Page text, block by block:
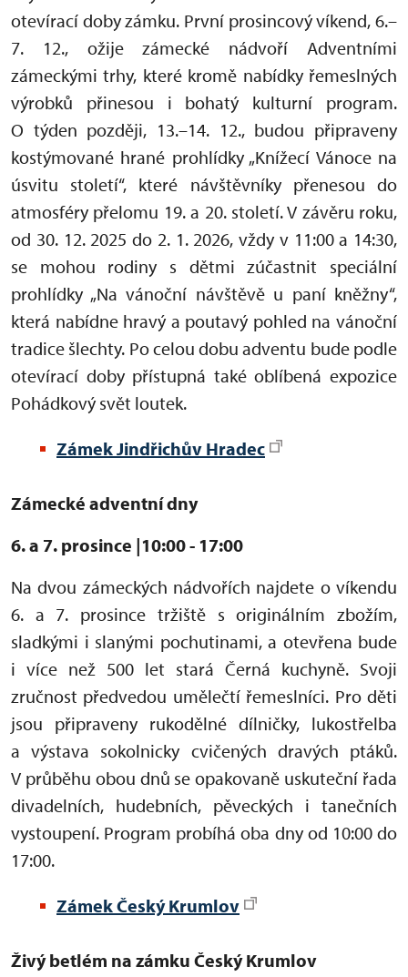
otevírací doby zámku. První prosincový víkend, 6.–
7. 12., ožije zámecké nádvoří Adventními
zámeckými trhy, které kromě nabídky řemeslných
výrobků přinesou i bohatý kulturní program.
O týden později, 13.–14. 12., budou připraveny
kostýmované hrané prohlídky „Knížecí Vánoce na
úsvitu století“, které návštěvníky přenesou do
atmosféry přelomu 19. a 20. století. V závěru roku,
od 30. 12. 2025 do 2. 1. 2026, vždy v 11:00 a 14:30,
se mohou rodiny s dětmi zúčastnit speciální
prohlídky „Na vánoční návštěvě u paní kněžny“,
která nabídne hravý a poutavý pohled na vánoční
tradice šlechty. Po celou dobu adventu bude podle
otevírací doby přístupná také oblíbená expozice
Pohádkový svět loutek.
Zámek Jindřichův Hradec
Zámecké adventní dny
6. a 7. prosince |10:00 - 17:00
Na dvou zámeckých nádvořích najdete o víkendu
6. a 7. prosince tržiště s originálním zbožím,
sladkými i slanými pochutinami, a otevřena bude
i více než 500 let stará Černá kuchyně. Svoji
zručnost předvedou umělečtí řemeslníci. Pro děti
jsou připraveny rukodělné dílničky, lukostřelba
a výstava sokolnicky cvičených dravých ptáků.
V průběhu obou dnů se opakovaně uskuteční řada
divadelních, hudebních, pěveckých i tanečních
vystoupení. Program probíhá oba dny od 10:00 do
17:00.
Zámek Český Krumlov
Živý betlém na zámku Český Krumlov